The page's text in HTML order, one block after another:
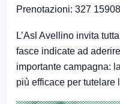
Prenotazioni: 327
L’Asl Avellino invita
fasce indicate ad
importante campagna:
più efficace per tutelare